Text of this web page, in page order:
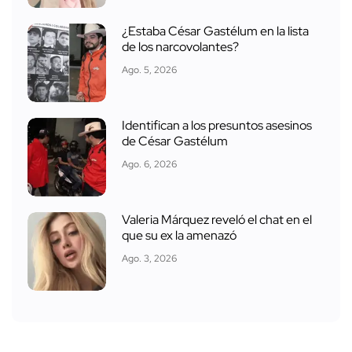
¿Estaba César Gastélum en la lista
de los narcovolantes?
Ago. 5, 2026
Identifican a los presuntos asesinos
de César Gastélum
Ago. 6, 2026
Valeria Márquez reveló el chat en el
que su ex la amenazó
Ago. 3, 2026